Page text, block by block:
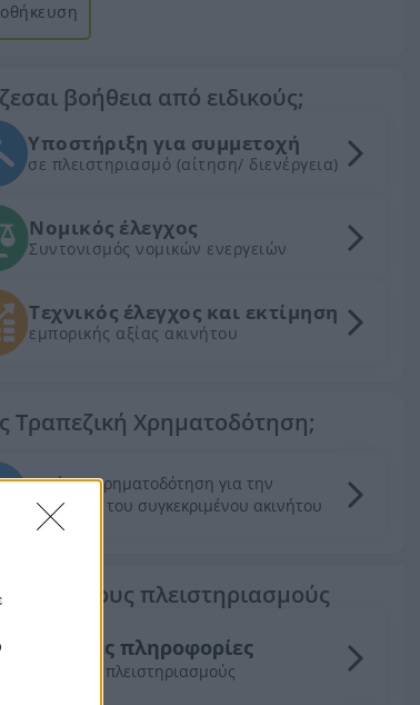
βοήθεια από ειδικούς;
Υποστήριξη για συμμετοχή
σε πλειστηριασμό (αίτηση/ διενέργεια)
Νομικός έλεγχος
Συντονισμός νομικών ενεργειών
Τεχνικός έλεγχος και εκτίμηση
εμπορικής αξίας ακινήτου
Τραπεζική Χρηματοδότηση;
Ζητήστε χρηματοδότηση για την
απόκτηση του συγκεκριμένου ακινήτου
για τους πλειστηριασμούς
Γενικές πληροφορίες
για τους πλειστηριασμούς